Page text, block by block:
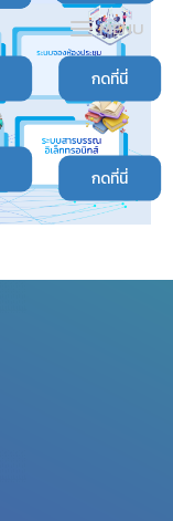
MENU
กดที่นี่
กดที่นี่